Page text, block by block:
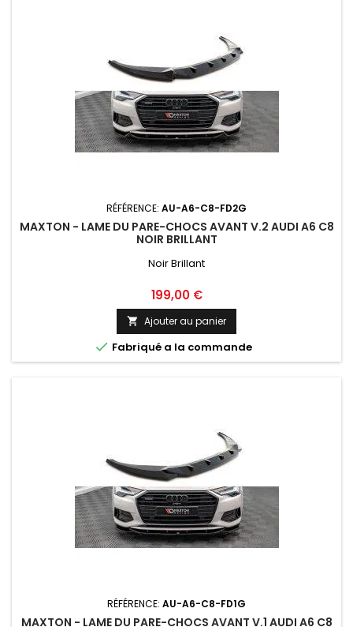
RÉFÉRENCE: AU-A6-C8-FD2G
MAXTON - LAME DU PARE-CHOCS AVANT V.2 AUDI A6 C8
NOIR BRILLANT
Noir Brillant
Prix
199,00 €
 Ajouter au panier
 Fabriqué a la commande
RÉFÉRENCE: AU-A6-C8-FD1G
MAXTON - LAME DU PARE-CHOCS AVANT V.1 AUDI A6 C8